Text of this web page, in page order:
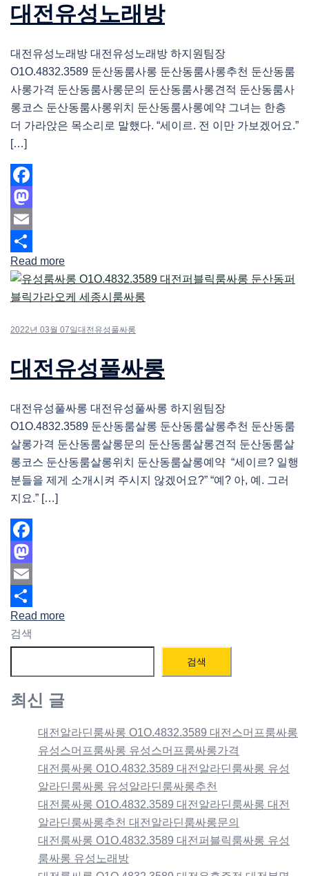
대전유성노래방
대전유성노래방 대전유성노래방 하지원팀장
O1O.4832.3589 둔산동룸사롱 둔산동룸사롱추천 둔산동룸
사롱가격 둔산동룸사롱문의 둔산동룸사롱견적 둔산동룸사
롱코스 둔산동룸사롱위치 둔산동룸사롱예약 그녀는 한층
더 가라앉은 목소리로 말했다. “세이르. 전 이만 가보겠어요.”
[…]
Facebook
Mastodon
Email
Share
Read more
2022년 03월 07일 대전유성풀싸롱
대전유성풀싸롱
대전유성풀싸롱 대전유성풀싸롱 하지원팀장
O1O.4832.3589 둔산동룸살롱 둔산동룸살롱추천 둔산동룸
살롱가격 둔산동룸살롱문의 둔산동룸살롱견적 둔산동룸살
롱코스 둔산동룸살롱위치 둔산동룸살롱예약 “세이르? 일행
분들을 제게 소개시켜 주시지 않겠어요?” “예? 아, 예. 그러
지요.” […]
Facebook
Mastodon
Email
Share
Read more
검색
검색
최신 글
대전알라딘룸싸롱 O1O.4832.3589 대전스머프룸싸롱
유성스머프룸싸롱 유성스머프룸싸롱가격
대전룸싸롱 O1O.4832.3589 대전알라딘룸싸롱 유성
알라딘룸싸롱 유성알라딘룸싸롱추천
대전룸싸롱 O1O.4832.3589 대전알라딘룸싸롱 대전
알라딘룸싸롱추천 대전알라딘룸싸롱문의
대전룸싸롱 O1O.4832.3589 대전퍼블릭룸싸롱 유성
룸싸롱 유성노래방